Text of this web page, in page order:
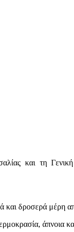
και τη
και δροσερά μέρη